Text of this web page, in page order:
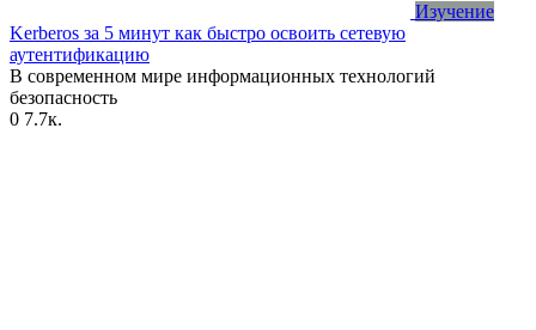
Изучение
Kerberos за 5 минут как быстро освоить сетевую
аутентификацию
В современном мире информационных технологий
безопасность
0 7.7к.